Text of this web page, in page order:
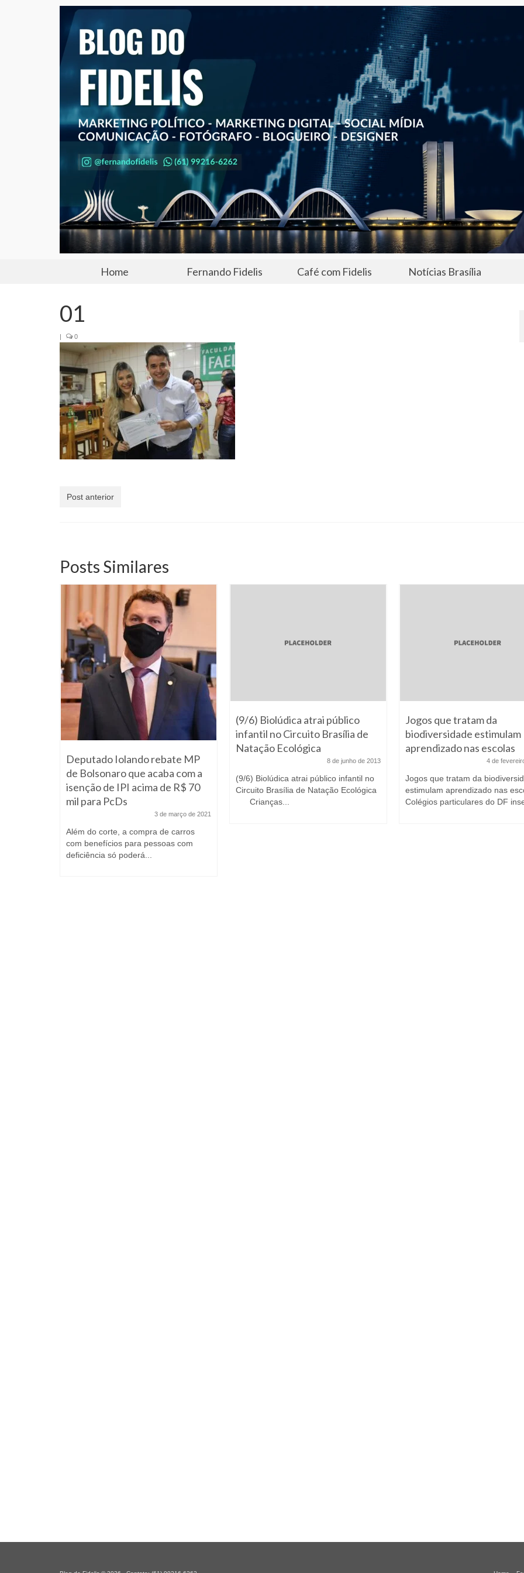
Home Fernando Fidelis Café com Fidelis Notícias Brasília
01
| 0
Post anterior
Posts Similares
Deputado Iolando rebate MP
de Bolsonaro que acaba com a
isenção de IPI acima de R$ 70
mil para PcDs
3 de março de 2021
Além do corte, a compra de carros
com benefícios para pessoas com
deficiência só poderá...
(9/6) Biolúdica atrai público
infantil no Circuito Brasília de
Natação Ecológica
8 de junho de 2013
(9/6) Biolúdica atrai público infantil no
Circuito Brasília de Natação Ecológica
Crianças...
Jogos que tratam da
biodiversidade estimulam
aprendizado nas escolas
4 de
Jogos que tratam da
estimulam aprendizado nas
Colégios particulares do DF